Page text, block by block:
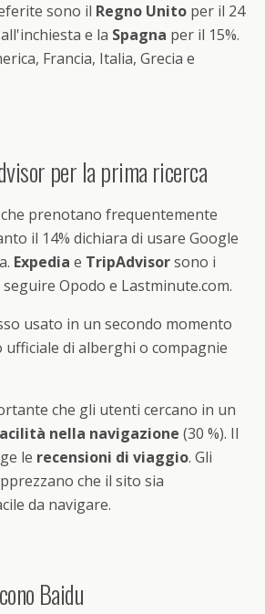
sono il Regno Unito per il 24
e la Spagna per il 15%.
Francia, Italia, Grecia e
per la prima ricerca
prenotano frequentemente
il 14% dichiara di usare Google
Expedia e TripAdvisorsono i
Opodo e Lastminute.com.
usato in un secondo momento
ufficiale di alberghi o compagnie
che gli utenti cercano in un
nella navigazione (30 %). Il
le recensioni di viaggio. Gli
che il sito sia
da navigare.
Baidu